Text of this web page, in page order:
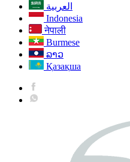
العربية
Indonesia
नेपाली
Burmese
ລາວ
Қазақша